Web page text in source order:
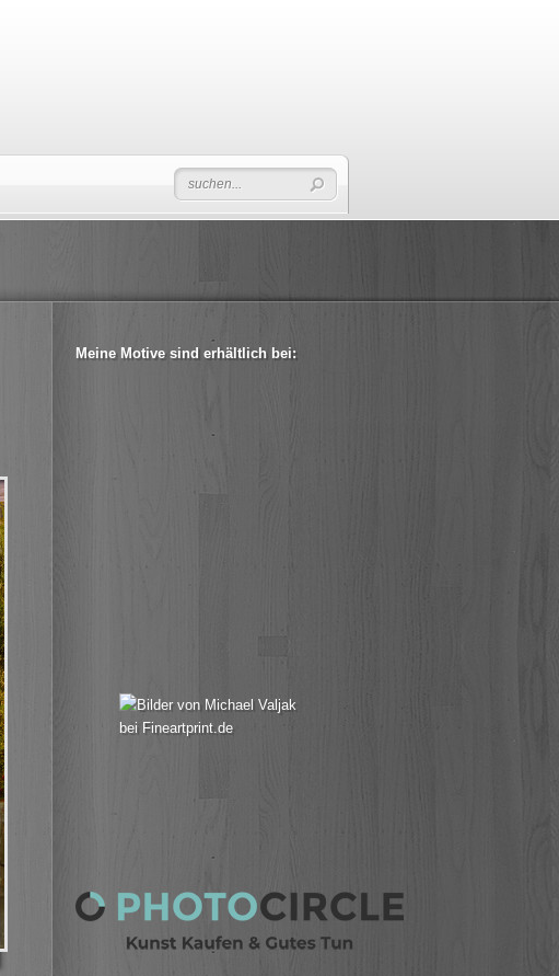
Meine Motive sind erhältlich bei: